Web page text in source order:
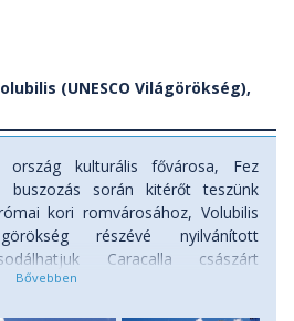
(UNESCO Világörökség),
ország kulturális fővárosa, Fez
során kitérőt teszünk
kori romvárosához, Volubilis
részévé nyilvánított
Caracalla császárt
polgárházak romjai között megbújó